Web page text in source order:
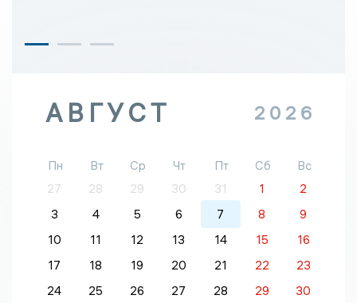
АВГУСТ 2026
Пн Вт Ср Чт Пт Сб
Вс
27
28 29 30 31 1
2
3
4 5 6 7 8
9
10
11 12 13 14 15
16
17
18 19 20 21 22
23
24
25 26 27 28 29
30